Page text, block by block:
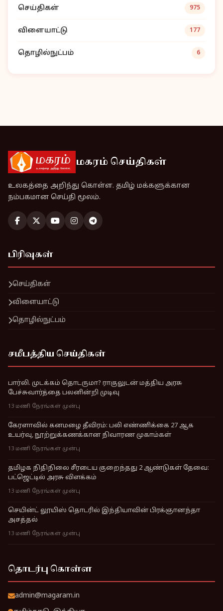
செய்திகள் 975
விளையாட்டு 177
தொழில்நுட்பம் 6
மகரம் செய்திகள்
உலகத்தை அறிந்து கொள்ள. தமிழ் மக்களுக்கான
நம்பகமான செய்தி மூலம்.
பிரிவுகள்
செய்திகள்
விளையாட்டு
தொழில்நுட்பம்
சமீபத்திய செய்திகள்
பார்லி. முடக்கம் தொடருமா? ராகுலுடன் மத்திய அரசு
பேச்சுவார்த்தை பலனின்றி முடிவு
13 மணி நேரங்கள் முன்பு
கேரளாவில் கனமழை தீவிரம்: பலி எண்ணிக்கை 27 ஆக
உயர்வு, நூற்றுக்கணக்கான நிவாரண முகாம்கள்
13 மணி நேரங்கள் முன்பு
தமிழக நிதிநிலை சீரடைய குறைந்தது 2 ஆண்டுகள் தேவை:
பட்ஜெட்டில் அரசு விளக்கம்
13 மணி நேரங்கள் முன்பு
செயின்ட் லூயிஸ் தொடரில் இந்தியாவின் பிரக்ஞானந்தா
அசத்தல்
13 மணி நேரங்கள் முன்பு
தொடர்பு கொள்ள
admin@magaram.in